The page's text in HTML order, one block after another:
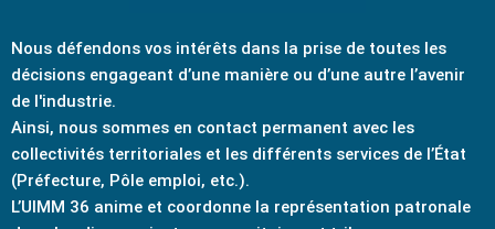
Nous défendons vos intérêts dans la prise de toutes les
décisions engageant d’une manière ou d’une autre l’avenir
de l'industrie.
Ainsi, nous sommes en contact permanent avec les
collectivités territoriales et les différents services de l’État
(Préfecture, Pôle emploi, etc.).
L’UIMM 36 anime et coordonne la représentation patronale